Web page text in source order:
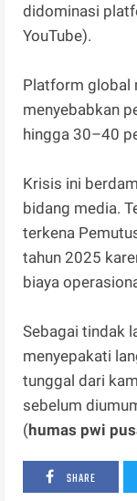
didominasi
YouTube).
Platform global
menyebabkan
hingga 30–40
Krisis ini
bidang media.
terkena
tahun 2025
biaya
Sebagai tindak
menyepakati
tunggal dari
sebelum
(humas pwi
SHARE